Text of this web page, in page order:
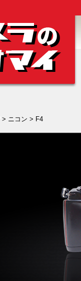
> ニコン > F4